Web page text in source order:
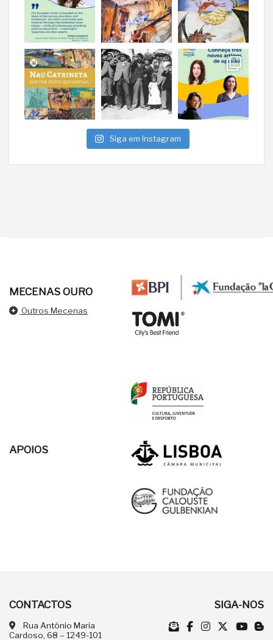
Siga em Instagram
MECENAS OURO
Outros Mecenas
APOIOS
CONTACTOS
Rua António Maria
Cardoso, 68 – 1249-101
SIGA-NOS